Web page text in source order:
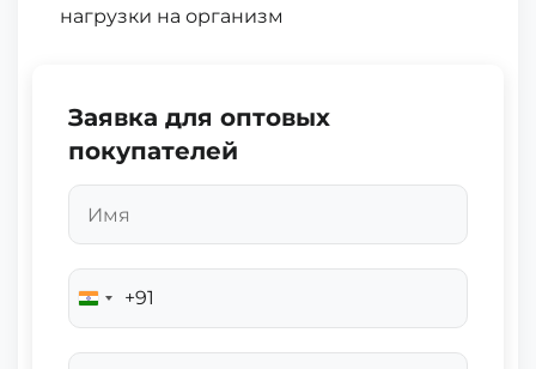
нагрузки на организм
Заявка для оптовых
покупателей
India
+91
+91